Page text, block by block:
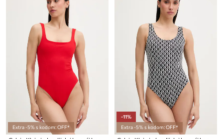
Extra -5% s kodom: OFF*
-11%
Extra -5% s kodom: OFF*